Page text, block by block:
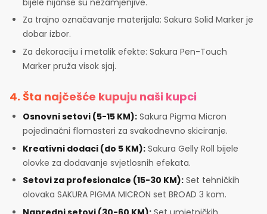
Za trajno označavanje materijala: Sakura Solid Marker je
dobar izbor.
Za dekoraciju i metalik efekte: Sakura Pen-Touch
Marker pruža visok sjaj.
4. Šta najčešće kupuju naši kupci
Osnovni setovi (5-15 KM): Sakura Pigma Micron
pojedinačni flomasteri za svakodnevno skiciranje.
Kreativni dodaci (do 5 KM): Sakura Gelly Roll bijele
olovke za dodavanje svjetlosnih efekata.
Setovi za profesionalce (15-30 KM): Set tehničkih
olovaka SAKURA PIGMA MICRON set BROAD 3 kom.